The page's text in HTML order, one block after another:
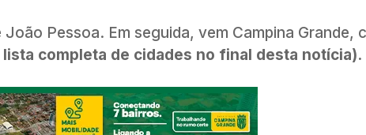
Pessoa. Em seguida, vem Campina Grande,
lista completa de cidades no final desta notícia).